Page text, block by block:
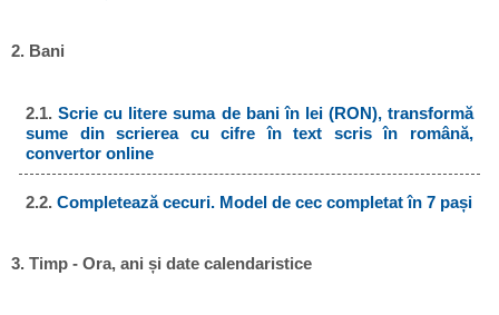
2. Bani
2.1.Scrie cu litere suma de bani în lei (RON), transformă
sume din scrierea cu cifre în text scris în română,
convertor online
2.2.Completează cecuri. Model de cec completat în 7 pași
3. Timp - Ora, ani și date calendaristice